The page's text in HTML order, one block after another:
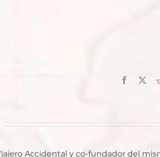
Facebook
Accidental y co-fundador del